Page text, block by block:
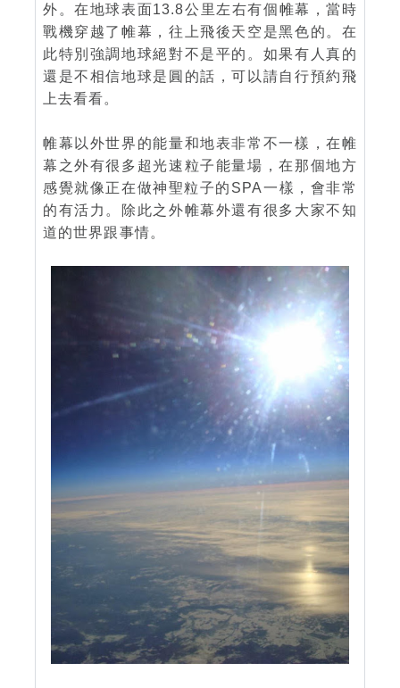
外。在地球表面13.8公里左右有個帷幕，當時
戰機穿越了帷幕，往上飛後天空是黑色的。在
此特別強調地球絕對不是平的。如果有人真的
還是不相信地球是圓的話，可以請自行預約飛
上去看看。
帷幕以外世界的能量和地表非常不一樣，在帷
幕之外有很多超光速粒子能量場，在那個地方
感覺就像正在做神聖粒子的SPA一樣，會非常
的有活力。除此之外帷幕外還有很多大家不知
道的世界跟事情。